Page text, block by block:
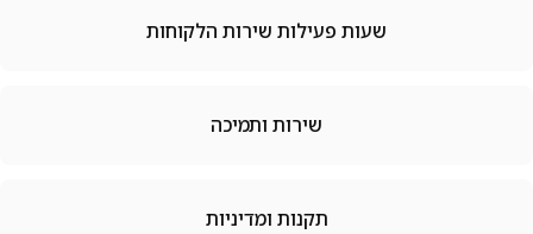
שעות פעילות שירות הלקוחות
שירות ותמיכה
תקנות ומדיניות